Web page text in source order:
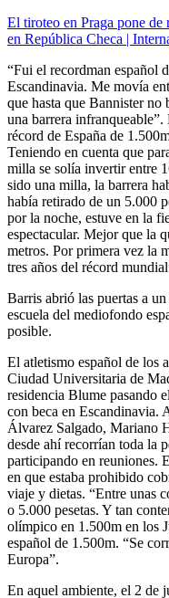
El tiroteo en Praga pone
en República Checa |
“Fui el recordman español
Escandinavia. Me movía
que hasta que Bannister no
una barrera
récord de España de
Teniendo en cuenta que
milla se solía invertir entre
sido una milla, la barrera
había retirado de un 5.000
por la noche, estuve en la
espectacular. Mejor que la
metros. Por primera vez la
tres años del récord
Barris abrió las puertas a
escuela del mediofondo
posible.
El atletismo español de los
Ciudad Universitaria de
residencia Blume pasando
con beca en Escandinavia.
Álvarez Salgado, Mariano
desde ahí recorrían toda la
participando en reuniones.
en que estaba prohibido
viaje y dietas. “Entre unas
o 5.000 pesetas. Y tan
olímpico en 1.500m en los
español de 1.500m. “Se
Europa”.
En aquel ambiente, el 2 de